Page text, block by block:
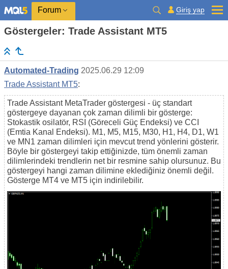
Forum Giriş yap
Göstergeler: Trade Assistant MT5
Automated-Trading 2025.06.29 12:09
Trade Assistant MT5:
Trade Assistant MetaTrader göstergesi - üç standart
göstergeye dayanan çok zaman dilimli bir gösterge:
Stokastik osilatör, RSI (Göreceli Güç Endeksi) ve CCI
(Emtia Kanal Endeksi). M1, M5, M15, M30, H1, H4, D1, W1
ve MN1 zaman dilimleri için mevcut trend yönlerini gösterir.
Böyle bir göstergeyi takip ettiğinizde, tüm önemli zaman
dilimlerindeki trendlerin net bir resmine sahip olursunuz. Bu
göstergeyi hangi zaman dilimine eklediğiniz önemli değil.
Gösterge MT4 ve MT5 için indirilebilir.